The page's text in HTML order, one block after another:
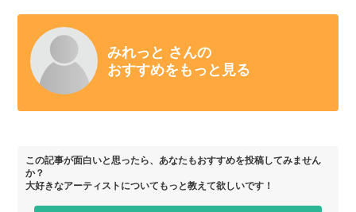
みれっと さんの
おすすめをもっと見る
この記事が面白いと思ったら、あなたもおすすめを投稿してみません
か？
大好きなアーティストについてもっと教えて欲しいです！